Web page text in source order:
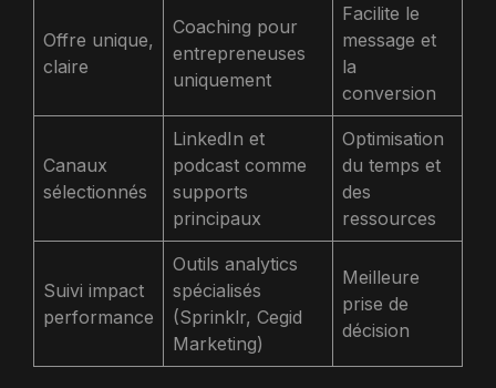
Offre unique,
claire
Coaching pour
entrepreneuses
uniquement
Facilite le
message et
la
conversion
Canaux
sélectionnés
LinkedIn et
podcast comme
supports
principaux
Optimisation
du temps et
des
ressources
Suivi impact
performance
Outils analytics
spécialisés
(Sprinklr, Cegid
Marketing)
Meilleure
prise de
décision